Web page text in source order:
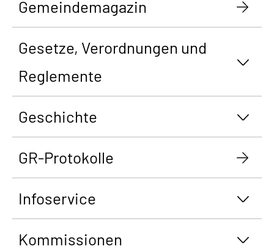
Gemeindemagazin
Gesetze, Verordnungen und
Reglemente
Geschichte
GR-Protokolle
Infoservice
Kommissionen